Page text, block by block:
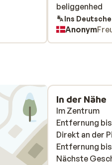
beliggenhed
beliggenhed
Ins
Anonym
In der Nähe
Im Zentrum
Entfernung
Direkt an der
Entfernung
Nächste